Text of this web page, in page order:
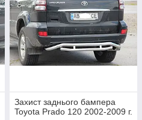
Захист заднього бампера
Toyota Prado 120 2002-2009 г.